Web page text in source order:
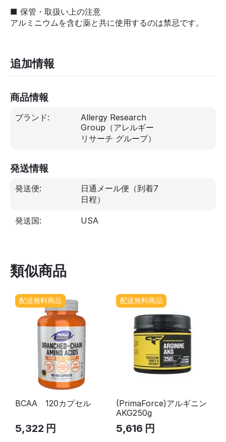
■ 保管・取扱い上の注意
アルミニウムを含む薬と共に使用するのは禁忌です。
追加情報
商品情報
ブランド:
Allergy Research
Group（アレルギー
リサーチ グループ）
発送情報
発送便:
日通メール便（到着7
日程）
発送国: USA
類似商品
配送無料商品
BCAA 120カプセル
5,322 円
配送無料商品
(PrimaForce)アルギニン
AKG250g
5,616 円